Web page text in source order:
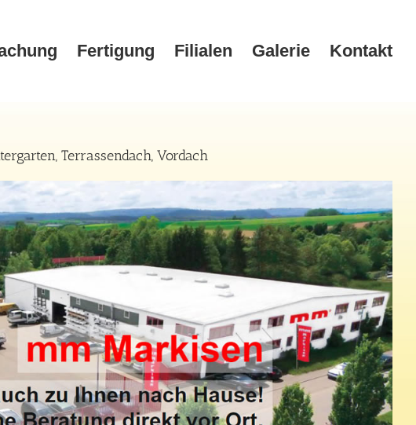
Fertigung Filialen Galerie Kontakt
Terrassendach, Vordach